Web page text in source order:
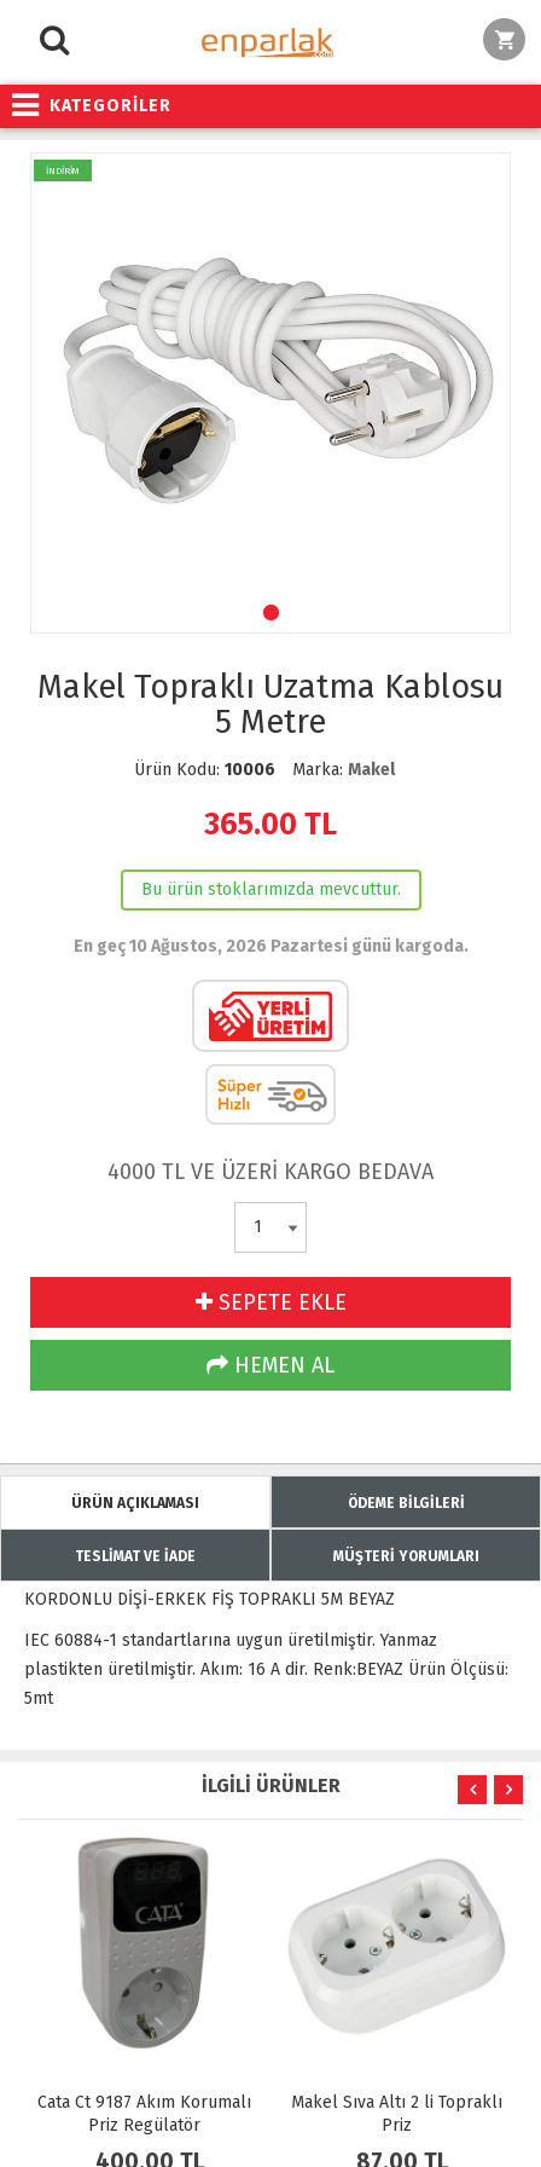
KATEGORİLER
İNDİRİM
Makel Topraklı Uzatma Kablosu
5 Metre
Ürün Kodu: 10006 Marka: Makel
365.00 TL
Bu ürün stoklarımızda mevcuttur.
En geç 10 Ağustos, 2026 Pazartesi günü kargoda.
4000 TL VE ÜZERİ KARGO BEDAVA
SEPETE EKLE
HEMEN AL
ÜRÜN AÇIKLAMASI ÖDEME BİLGİLERİ
TESLİMAT VE İADE MÜŞTERİ YORUMLARI
KORDONLU DİŞİ-ERKEK FİŞ TOPRAKLI 5M BEYAZ
IEC 60884-1 standartlarına uygun üretilmiştir. Yanmaz
plastikten üretilmiştir. Akım: 16 A dir. Renk:BEYAZ Ürün Ölçüsü:
5mt
İLGİLİ ÜRÜNLER
Cata Ct 9187 Akım Korumalı
Priz Regülatör
Makel Sıva Altı 2 li Topraklı
Priz